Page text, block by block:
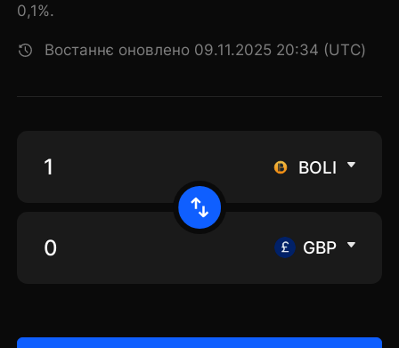
0,1%.
Востаннє оновлено 09.11.2025 20:34 (UTC)
BOLI
GBP